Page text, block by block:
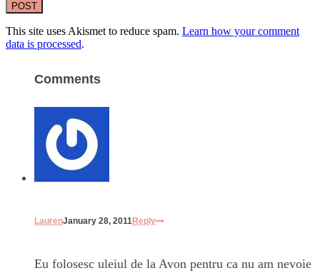
This site uses Akismet to reduce spam. Learn how your comment
data is processed.
Comments
LaurenJanuary 28, 2011Reply
Eu folosesc uleiul de la Avon pentru ca nu am nevoie